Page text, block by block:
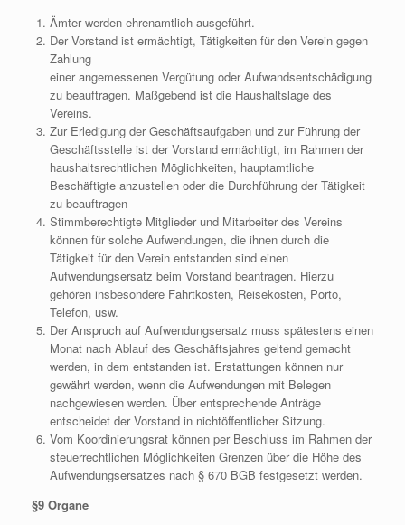
Ämter werden ehrenamtlich ausgeführt.
Der Vorstand ist ermächtigt, Tätigkeiten für den Verein gegen
Zahlung
einer angemessenen Vergütung oder Aufwandsentschädigung
zu beauftragen. Maßgebend ist die Haushaltslage des
Vereins.
Zur Erledigung der Geschäftsaufgaben und zur Führung der
Geschäftsstelle ist der Vorstand ermächtigt, im Rahmen der
haushaltsrechtlichen Möglichkeiten, hauptamtliche
Beschäftigte anzustellen oder die Durchführung der Tätigkeit
zu beauftragen
Stimmberechtigte Mitglieder und Mitarbeiter des Vereins
können für solche Aufwendungen, die ihnen durch die
Tätigkeit für den Verein entstanden sind einen
Aufwendungsersatz beim Vorstand beantragen. Hierzu
gehören insbesondere Fahrtkosten, Reisekosten, Porto,
Telefon, usw.
Der Anspruch auf Aufwendungsersatz muss spätestens einen
Monat nach Ablauf des Geschäftsjahres geltend gemacht
werden, in dem entstanden ist. Erstattungen können nur
gewährt werden, wenn die Aufwendungen mit Belegen
nachgewiesen werden. Über entsprechende Anträge
entscheidet der Vorstand in nichtöffentlicher Sitzung.
Vom Koordinierungsrat können per Beschluss im Rahmen der
steuerrechtlichen Möglichkeiten Grenzen über die Höhe des
Aufwendungsersatzes nach § 670 BGB festgesetzt werden.
§9 Organe